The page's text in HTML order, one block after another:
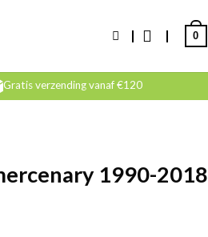
0
Gratis verzending vanaf €120
1990-2018